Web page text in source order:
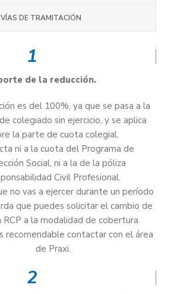
VÍAS DE TRAMITACIÓN
1
de la reducción.
es del 100%, ya que se pasa a la
colegiado sin ejercicio, y se aplica
la parte de cuota colegial.
ni a la cuota del Programa de
Social, ni a la de la póliza
Civil Profesional.
no vas a ejercer durante un período
que puedes solicitar el cambio de
RCP a la modalidad de cobertura
recomendable contactar con el área
de Praxi.
2